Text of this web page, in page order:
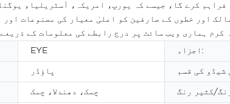
کرے گا، جیسے کہ یورپ، امریکہ، آسٹریلیا،
ہماری ویب سائٹ پر درج رابطے کی معلومات کے
EYE اجزاء:
پاؤڈر
چمک، دھندلا، چمک